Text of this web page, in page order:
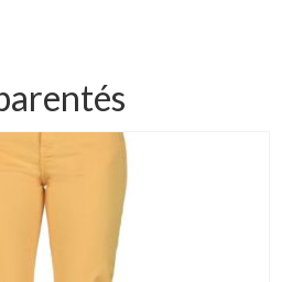
BAIN
NUIT & HOMEWEAR